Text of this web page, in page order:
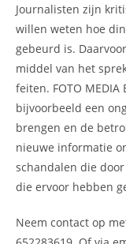
Journalisten zijn
willen weten hoe
gebeurd is.
middel van het
feiten. FOTO
bijvoorbeeld een
brengen en de
nieuwe informatie
schandalen die
die ervoor hebben
Neem contact op